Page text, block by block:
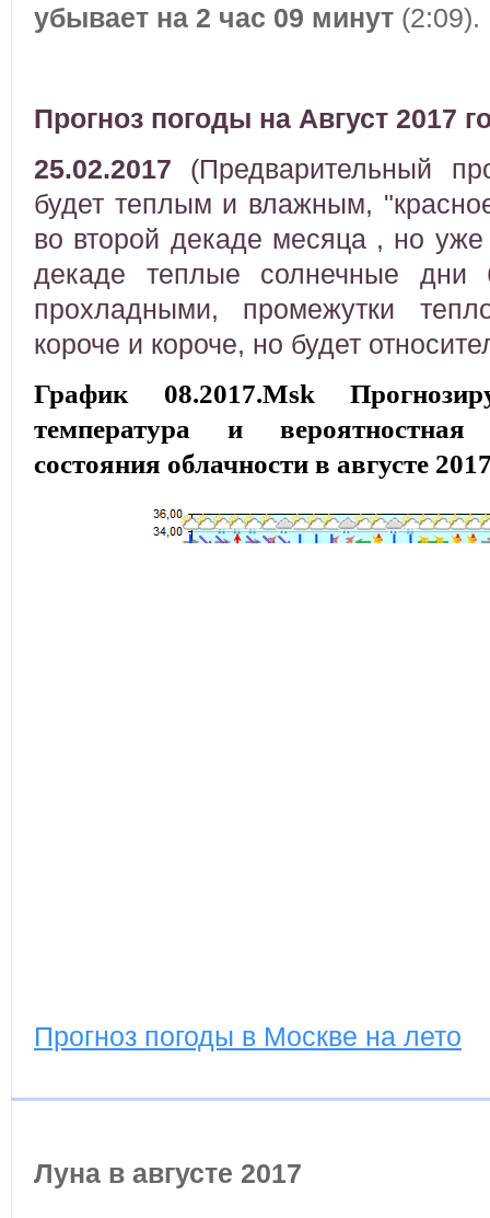
убывает на 2 час 09 минут (2:09).
Прогноз погоды на Август 2017
25.02.2017 (Предварительный
будет теплым и влажным,
во второй декаде месяца , но уже
декаде теплые солнечные дни
прохладными, промежутки
короче и короче, но будет
График 08.2017.Msk
температура и
состояния облачности в августе
Прогноз погоды в Москве на лето
Луна в августе 2017